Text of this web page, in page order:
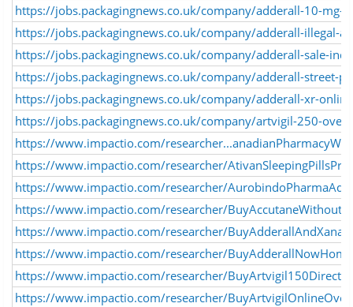
https://jobs.packagingnews.co.uk/company/adderall-10-mg-
https://jobs.packagingnews.co.uk/company/adderall-illegal-
https://jobs.packagingnews.co.uk/company/adderall-sale-
https://jobs.packagingnews.co.uk/company/adderall-street-
https://jobs.packagingnews.co.uk/company/adderall-xr-
https://jobs.packagingnews.co.uk/company/artvigil-250-
https://www.impactio.com/
https://www.impactio.com/researcher/
https://www.impactio.com/researcher/
https://www.impactio.com/researcher/
https://www.impactio.com/researcher/
https://www.impactio.com/researcher/
https://www.impactio.com/researcher/
https://www.impactio.com/researcher/